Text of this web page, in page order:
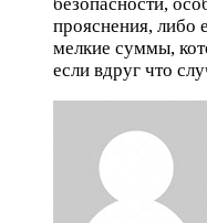
прояснения, либо
мелкие суммы,
если вдруг что